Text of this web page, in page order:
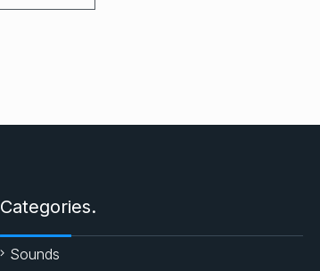
Categories.
Sounds